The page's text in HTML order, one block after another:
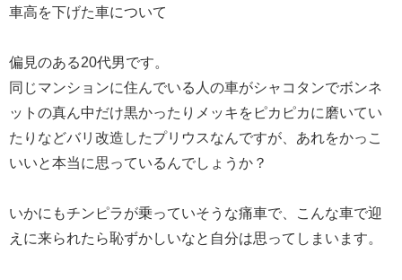
車高を下げた車について
偏見のある20代男です。
同じマンションに住んでいる人の車がシャコタンでボンネ
ットの真ん中だけ黒かったりメッキをピカピカに磨いてい
たりなどバリ改造したプリウスなんですが、あれをかっこ
いいと本当に思っているんでしょうか？
いかにもチンピラが乗っていそうな痛車で、こんな車で迎
えに来られたら恥ずかしいなと自分は思ってしまいます。